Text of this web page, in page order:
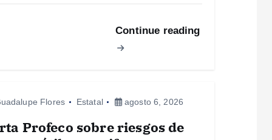
Continue reading
Flores Estatal agosto 6, 2026
Profeco sobre riesgos de